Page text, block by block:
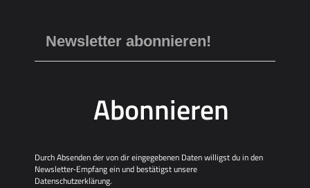
Abonnieren
Durch Absenden der von dir eingegebenen Daten willigst du in den
Newsletter-Empfang ein und bestätigst unsere
Datenschutzerklärung.